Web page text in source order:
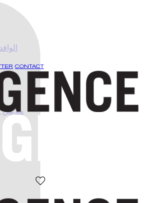
CONTACT
ملابس